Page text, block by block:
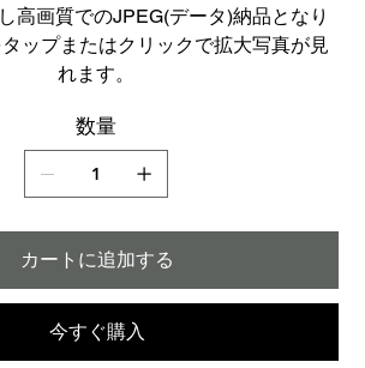
高画質でのJPEG(データ)納品となり
ップまたはクリックで拡大写真が見
れます。
数量
カートに追加する
今すぐ購入